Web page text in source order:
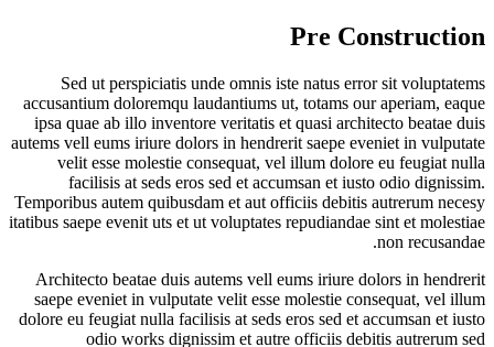
Pre Construction
Sed ut perspiciatis unde omnis iste natus error sit voluptatems
accusantium doloremqu laudantiums ut, totams our aperiam, eaque
ipsa quae ab illo inventore veritatis et quasi architecto beatae duis
autems vell eums iriure dolors in hendrerit saepe eveniet in vulputate
velit esse molestie consequat, vel illum dolore eu feugiat nulla
facilisis at seds eros sed et accumsan et iusto odio dignissim.
Temporibus autem quibusdam et aut officiis debitis autrerum necesy
itatibus saepe evenit uts et ut voluptates repudiandae sint et molestiae
non recusandae.
Architecto beatae duis autems vell eums iriure dolors in hendrerit
saepe eveniet in vulputate velit esse molestie consequat, vel illum
dolore eu feugiat nulla facilisis at seds eros sed et accumsan et iusto
odio works dignissim et autre officiis debitis autrerum sed